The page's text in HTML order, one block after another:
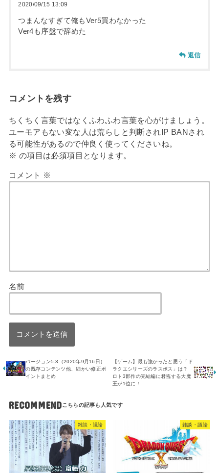
2020/09/15 13:09
つまんなすぎて俺もVer5買わなかった
Ver4も序盤で辞めた
返信
コメントを残す
ちくちく言葉ではなくふわふわ言葉を心がけましょう。
ユーモアもない変な人は荒らしと判断されIP BANされ
る可能性があるので仲良く使ってくださいね。
※ の項目は必須項目となります。
コメント ※
名前
バージョン5.3（2020年9月16日）
の既存コンテンツ他、細かい修正ポ
イントまとめ
【ゲーム】最も強かったと思う「ド
ラクエシリーズのラスボス」は？
ロト3部作の完結編に君臨する大魔
王が1位に！
RECOMMEND
雑談・議論 雑談・議論